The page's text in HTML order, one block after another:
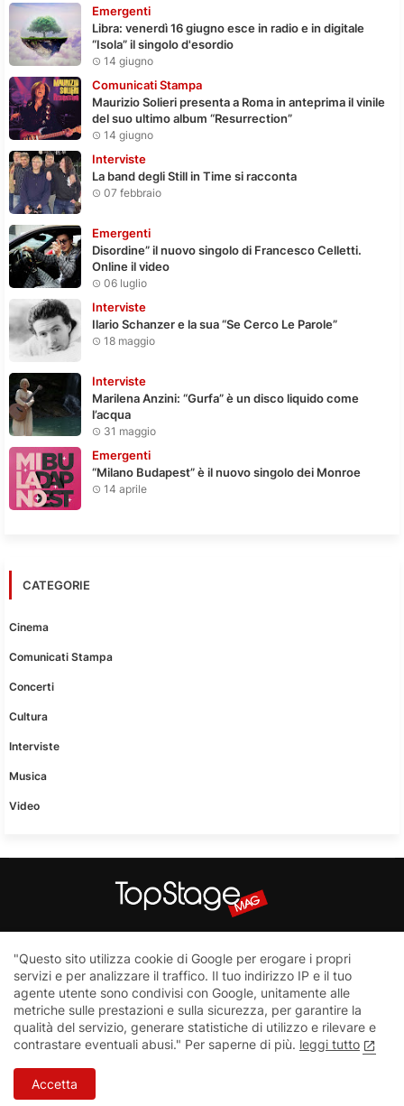
Emergenti
Libra: venerdì 16 giugno esce in radio e in digitale
“Isola” il singolo d'esordio
14 giugno
Comunicati Stampa
Maurizio Solieri presenta a Roma in anteprima il vinile
del suo ultimo album “Resurrection”
14 giugno
Interviste
La band degli Still in Time si racconta
07 febbraio
Emergenti
Disordine” il nuovo singolo di Francesco Celletti.
Online il video
06 luglio
Interviste
Ilario Schanzer e la sua “Se Cerco Le Parole”
18 maggio
Interviste
Marilena Anzini: “Gurfa” è un disco liquido come
l’acqua
31 maggio
Emergenti
“Milano Budapest” è il nuovo singolo dei Monroe
14 aprile
CATEGORIE
Cinema
Comunicati Stampa
Concerti
Cultura
Interviste
Musica
Video
aggiornato senza nessuna periodicità. Non può pertanto
considerarsi un prodotto editoriale ai sensi della legge n.62 del
7.03.2001
TopStage - 2023 All Right Reserved Copyright ©
Home Contatti Privacy Policy
"Questo sito utilizza cookie di Google per erogare i propri
servizi e per analizzare il traffico. Il tuo indirizzo IP e il tuo
agente utente sono condivisi con Google, unitamente alle
metriche sulle prestazioni e sulla sicurezza, per garantire la
qualità del servizio, generare statistiche di utilizzo e rilevare e
contrastare eventuali abusi." Per saperne di più. leggi tutto
Accetta